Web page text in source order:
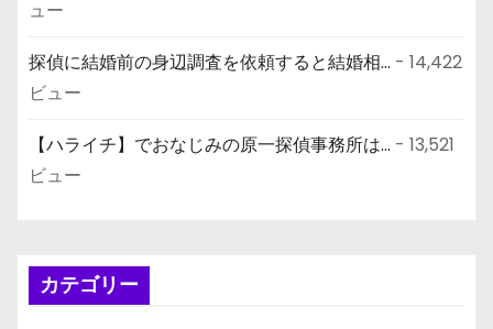
ュー
探偵に結婚前の身辺調査を依頼すると結婚相... - 14,422
ビュー
【ハライチ】でおなじみの原一探偵事務所は... - 13,521
ビュー
カテゴリー